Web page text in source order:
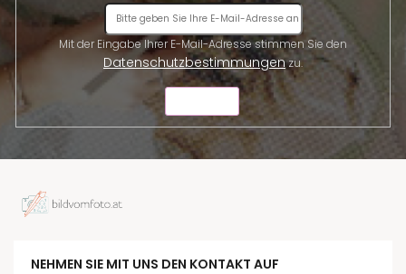
Datenschutzbestimmungenzu.
NEHMEN SIE MIT UNS DEN KONTAKT AUF